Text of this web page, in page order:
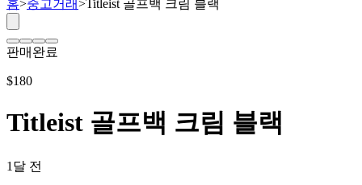
홈>중고거래>Titleist 골프백 크림 블랙
판매완료
$180
Titleist 골프백 크림 블랙
1달 전